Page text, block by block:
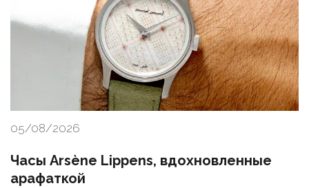
05/08/2026
Часы Arsène Lippens, вдохновленные
арафаткой